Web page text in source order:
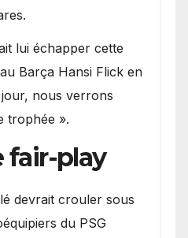
lui échapper cette
Barça Hansi Flick en
nous verrons
trophée ».
fair-play
devrait crouler sous
du PSG